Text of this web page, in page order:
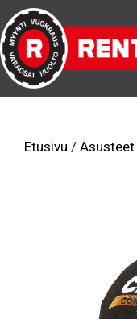
Etusivu / Asusteet